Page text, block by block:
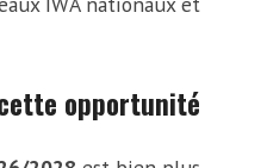
opportunité